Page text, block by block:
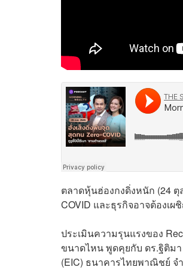
ตลาดหุ้นฮ่องกงดิ่งหนัก (24
COVID และธุรกิจอาจต้องเ
ประเมินความรุนแรงของ
ขนาดไหน พูดคุยกับ ดร.ฐิติมา
(EIC) ธนาคารไทยพาณิชย์